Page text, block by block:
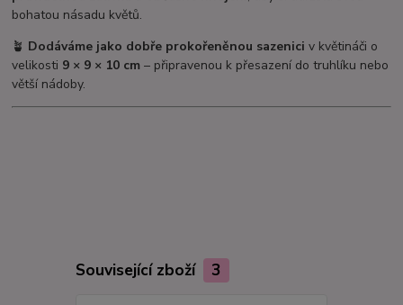
bohatou násadu květů.
🪴 Dodáváme jako dobře prokořeněnou sazenici v květináči o
velikosti 9 × 9 × 10 cm – připravenou k přesazení do truhlíku nebo
větší nádoby.
Související zboží 3